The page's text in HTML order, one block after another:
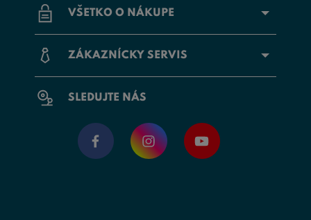
VŠETKO O NÁKUPE
ZÁKAZNÍCKY SERVIS
SLEDUJTE NÁS